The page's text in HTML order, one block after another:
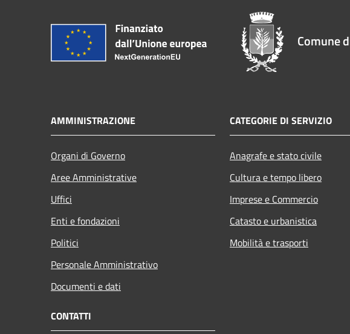
Comune
AMMINISTRAZIONE
Organi di Governo
Aree Amministrative
Uffici
Enti e fondazioni
Politici
Personale Amministrativo
Documenti e dati
CATEGORIE DI SERVIZIO
Anagrafe e stato civile
Cultura e tempo libero
Imprese e Commercio
Catasto e urbanistica
Mobilità e trasporti
CONTATTI